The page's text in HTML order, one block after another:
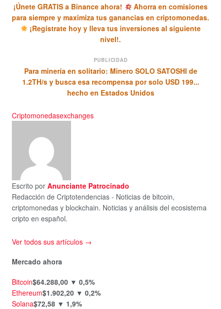
¡Únete GRATIS a Binance ahora!
Ahorra en comisiones
para siempre y maximiza tus ganancias en criptomonedas.
¡Regístrate hoy y lleva tus inversiones al siguiente
nivel!.
PUBLICIDAD
Para minería en solitario: Minero SOLO SATOSHI de
1.2TH/s y busca esa recompensa por solo USD 199...
hecho en Estados Unidos
Criptomonedasexchanges
Escrito por Anunciante Patrocinado
Redacción de Criptotendencias - Noticias de bitcoin,
criptomonedas y blockchain. Noticias y análisis del ecosistema
cripto en español.
Ver todos sus artículos →
Mercado ahora
Bitcoin$64.288,00 ▼ 0,5%
Ethereum$1.902,20 ▼ 0,2%
Solana$72,58 ▼ 1,9%